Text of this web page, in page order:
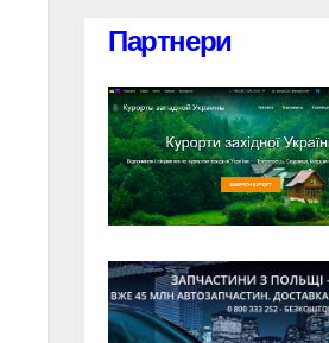
Партнери